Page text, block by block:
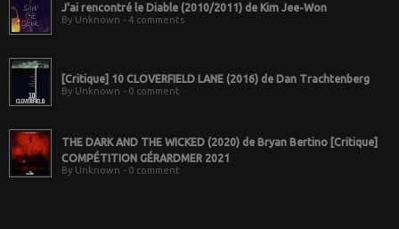
J'ai rencontré le Diable (2010/2011) de Kim Jee-Won
By Unknown - 4 comments
[Critique] 10 CLOVERFIELD LANE (2016) de Dan Trachtenberg
By Unknown - 0 comment
THE DARK AND THE WICKED (2020) de Bryan Bertino [Critique]
COMPÉTITION GÉRARDMER 2021
By Unknown - 0 comment